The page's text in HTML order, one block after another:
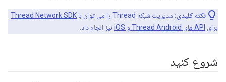
نکته کلیدی: مدیریت شبکه Thread را می توان با
Thread Network SDK
برای
API های Thread Android و iOS نیز انجام داد.
شروع کنید